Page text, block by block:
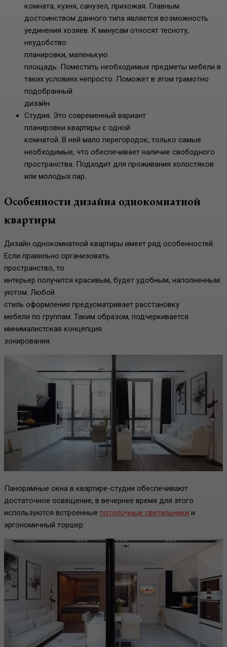
комната, кухня, санузел, прихожая. Главным
достоинством данного типа является возможность
уединения хозяев. К минусам относят тесноту,
неудобство
планировки, маленькую
площадь. Поместить необходимые предметы мебели в
таких условиях непросто. Поможет в этом грамотно
подобранный
дизайн.
Студия. Это современный вариант
планировки квартиры с одной
комнатой. В ней мало перегородок, только самые
необходимые, что обеспечивает наличие свободного
пространства. Подходит для проживания холостяков
или молодых пар.
Особенности дизайна однокомнатной
квартиры
Дизайн однокомнатной квартиры имеет ряд особенностей.
Если правильно организовать
пространство, то
интерьер получится красивым, будет удобным, наполненным
уютом. Любой
стиль оформления предусматривает расстановку
мебели по группам. Таким образом, подчеркивается
минималистская концепция
зонирования.
Панорамные окна в квартире-студии обеспечивают
достаточное освещение, в вечернее время для этого
используются встроенные потолочные светильники и
эргономичный торшер.